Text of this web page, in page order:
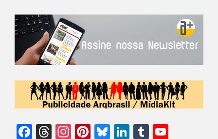
Facebook
Threads
Instagram
Pinterest
Bluesky
LinkedIn
Tumblr